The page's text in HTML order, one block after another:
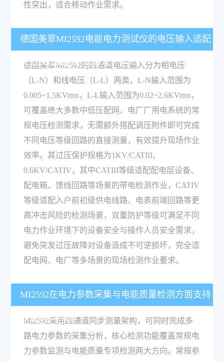
性突出，适合移动作业需求。
德国美翠MI2592电能电力测试仪的电压输入适配
能力及过压防护规格是什么？
德国美翠MI2592的四通道电压输入分为相电压
（L-N）和线电压（L-L）两类，L-N输入范围为
0.005~1.5KVrms，L-L输入范围为0.02~2.6KVrms，
可覆盖绝大多数中低压配网、电厂厂用电系统的常
规电压检测需求，无需额外搭配调压附件即可完成
不同电压等级回路的直接测量，有效提升现场作业
效率。其过压保护规格为1KV/CATIII、
0.6KV/CATIV，其中CATIII等级适配配电层设备、
配电箱、馈线回路等场景的带电检测作业，CATIV
等级适配入户前初级供电线路、电表前端回路等更
高冲击风险的检测场景，双重防护等级可满足不同
电力作业环境下的设备安全与操作人员安全需求，
避免突发过压故障对设备造成不可逆损坏，完全适
配电网、电厂等多场景的现场检测作业要求。
MI2592在电力参数采集与电能质量检测方面支持
哪些核心功能？
MI2592采用四通道同步测量架构，可同时完成多
路电力参数的采集分析，核心检测功能覆盖常规电
力参数监测与电能质量专项检测两大方向。常规参